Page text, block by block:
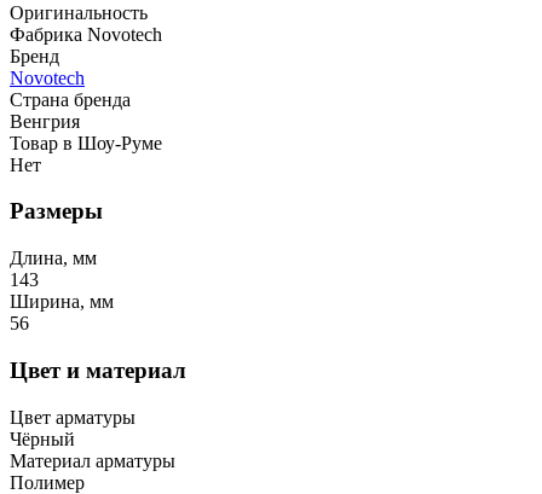
Оригинальность
Фабрика Novotech
Бренд
Novotech
Страна бренда
Венгрия
Товар в Шоу-Руме
Нет
Размеры
Длина, мм
143
Ширина, мм
56
Цвет и материал
Цвет арматуры
Чёрный
Материал арматуры
Полимер